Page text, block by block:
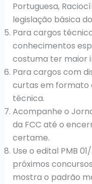
Portuguesa,
legislação básica
Para cargos
conhecimentos
costuma ter maior
Para cargos com
curtas em formato
técnica.
Acompanhe o
da FCC até o
certame.
Use o edital PMB
próximos
mostra o padrão